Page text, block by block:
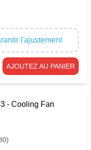
l'ajustement
AJOUTEZ AU PANIER
- Cooling Fan